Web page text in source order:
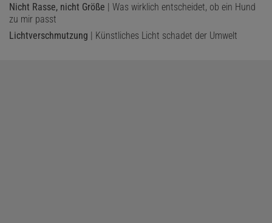
Nicht Rasse, nicht Größe | Was wirklich entscheidet, ob ein Hund
zu mir passt
Lichtverschmutzung | Künstliches Licht schadet der Umwelt